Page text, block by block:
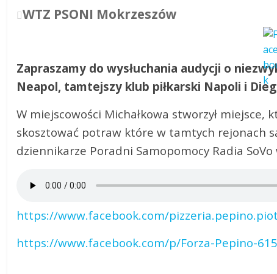
WTZ PSONI Mokrzeszów
Zapraszamy do wysłuchania audycji o
Neapol, tamtejszy klub piłkarski Napoli i
W miejscowości Michałkowa stworzył
skosztować potraw które w tamtych rejonach
dziennikarze Poradni Samopomocy Radia
https://www.facebook.com/
https://www.facebook.com/p/Forza-Pepino-